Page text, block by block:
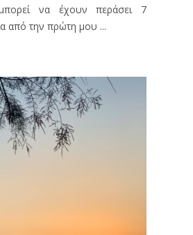
να έχουν περάσει 7
από την πρώτη μου ...